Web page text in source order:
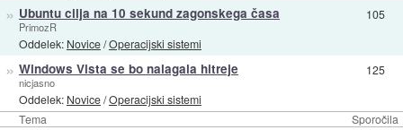
Tema Sporočila
» Ubuntu cilja na 10 sekund zagonskega časa
PrimozR
Oddelek: Novice/Operacijski sistemi
105
» Windows Vista se bo nalagala hitreje
nicjasno
Oddelek: Novice/Operacijski sistemi
125